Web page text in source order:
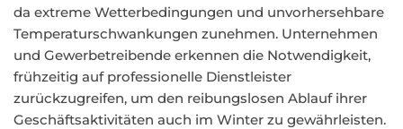
da extreme Wetterbedingungen und unvorhersehbare
Temperaturschwankungen zunehmen. Unternehmen
und Gewerbetreibende erkennen die Notwendigkeit,
frühzeitig auf professionelle Dienstleister
zurückzugreifen, um den reibungslosen Ablauf ihrer
Geschäftsaktivitäten auch im Winter zu gewährleisten.